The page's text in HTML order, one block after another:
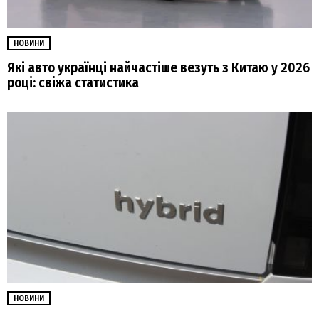
НОВИНИ
Які авто українці найчастіше везуть з Китаю у 2026
році: свіжа статистика
НОВИНИ